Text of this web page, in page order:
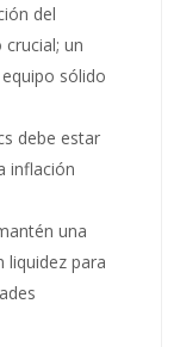
del
un
sólido
debe estar
inflación
una
liquidez para